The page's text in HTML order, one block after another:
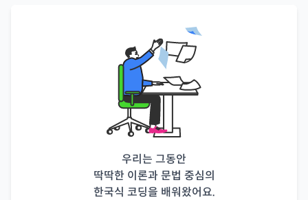
우리는 그동안
딱딱한 이론과 문법 중심의
한국식 코딩을 배워왔어요.